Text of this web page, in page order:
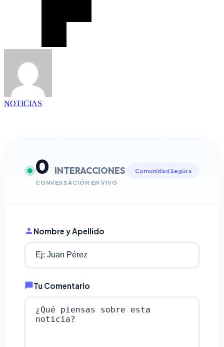
NOTICIAS
0 INTERACCIONES
CONVERSACIÓN EN VIVO
Comunidad Segura
Nombre y Apellido
Tu Comentario